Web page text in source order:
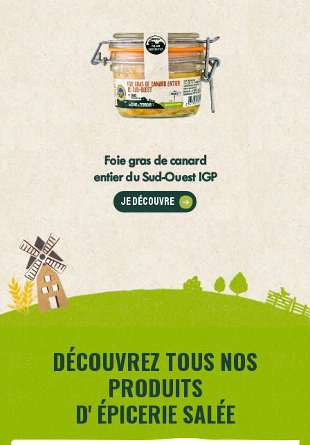
Foie gras de canard
entier du Sud-Ouest IGP
Je découvre
DÉCOUVREZ TOUS NOS
PRODUITS
D' ÉPICERIE SALÉE